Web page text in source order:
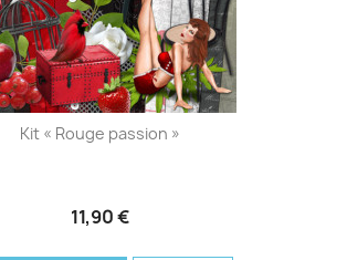
Kit « Rouge passion »
11,90 €